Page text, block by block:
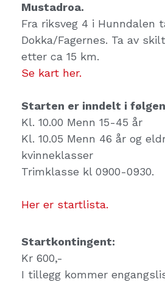
Mustadroa.
Fra riksveg 4 i Hunndalen
Dokka/Fagernes. Ta av
etter ca 15 km.
Se kart her.
Starten er inndelt i
Kl. 10.00 Menn 15-45 år
Kl. 10.05 Menn 46 år og
kvinneklasser
Trimklasse kl 0900-0930.
Her er startlista.
Startkontingent:
Kr 600,-
I tillegg kommer